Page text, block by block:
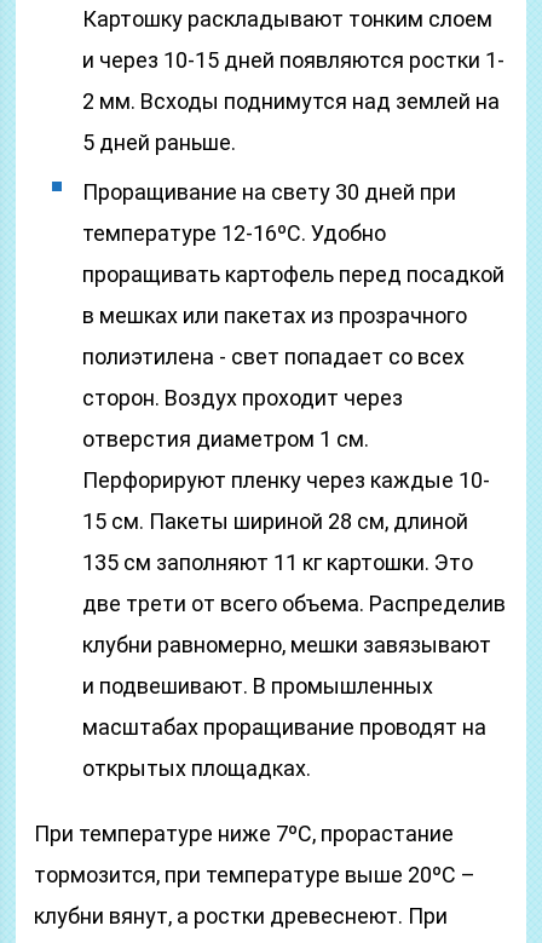
Картошку раскладывают тонким слоем
и через 10-15 дней появляются ростки 1-
2 мм. Всходы поднимутся над землей на
5 дней раньше.
Проращивание на свету 30 дней при
температуре 12-16ºC. Удобно
проращивать картофель перед посадкой
в мешках или пакетах из прозрачного
полиэтилена ‑ свет попадает со всех
сторон. Воздух проходит через
отверстия диаметром 1 см.
Перфорируют пленку через каждые 10-
15 см. Пакеты шириной 28 см, длиной
135 см заполняют 11 кг картошки. Это
две трети от всего объема. Распределив
клубни равномерно, мешки завязывают
и подвешивают. В промышленных
масштабах проращивание проводят на
открытых площадках.
При температуре ниже 7ºC, прорастание
тормозится, при температуре выше 20ºC –
клубни вянут, а ростки древеснеют. При